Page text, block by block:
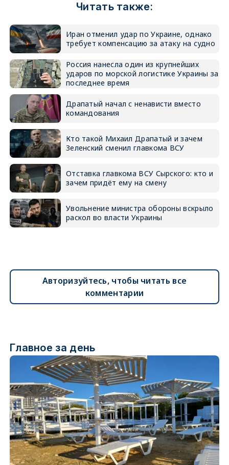
Читать также:
Иран отменил удар по Украине, однако
требует компенсацию за атаку на судно
Россия нанесла один из крупнейших
ударов по морской логистике Украины за
последнее время
Драпатый начал с ненависти вместо
командования
Кто такой Михаил Драпатый и зачем
Зеленский сменил главкома ВСУ
Отставка главкома ВСУ Сырского: кто и
зачем придёт ему на смену
Увольнение министра обороны вскрыло
раскол во власти Украины
Авторизуйтесь, чтобы читать все
комментарии
Главное за день